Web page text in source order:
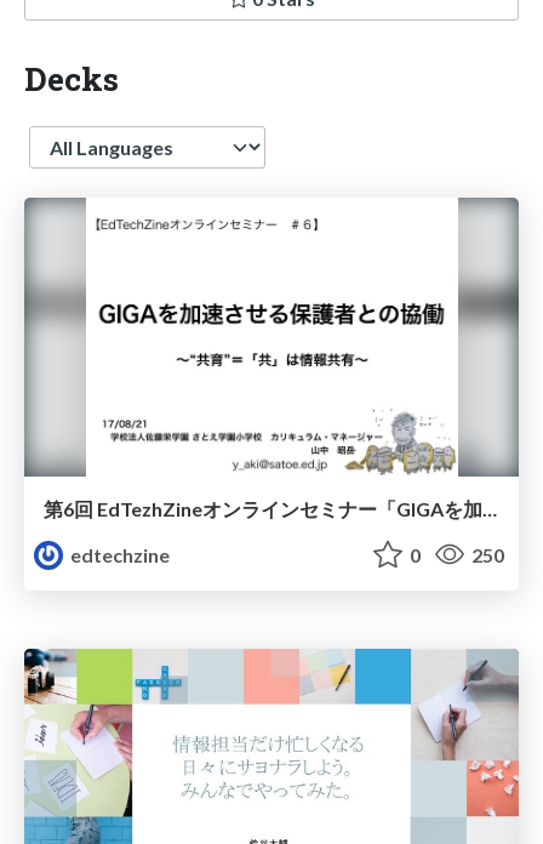
Decks
Language
edtechzine
0 250